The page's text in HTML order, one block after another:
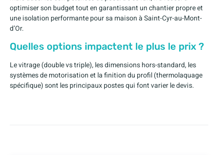
optimiser son budget tout en garantissant un chantier propre et
une isolation performante pour sa maison à Saint-Cyr-au-Mont-
d’Or.
Quelles options impactent le plus le prix ?
Le vitrage (double vs triple), les dimensions hors-standard, les
systèmes de motorisation et la finition du profil (thermolaquage
spécifique) sont les principaux postes qui font varier le devis.